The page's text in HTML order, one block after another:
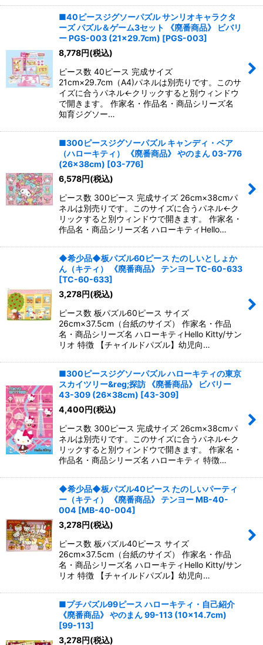
■40ピースジグソーパズル サンリオキャラクタ
ーズ パズル＆ゲーム3セット 《廃番商品》 ビバリ
ー PGS-003 (21×29.7cm) [PGS-003]
8,778円(税込)
ピース数 40ピース 完成サイズ
21cm×29.7cm（A4)パネルは別売りです。このサ
イズに合うパネル←クリックすると別ウィンドウ
で開きます。 作家名・作品名・商品シリーズ名
知育ジグソー…
■300ピースジグソーパズル キャンディ・ベア
（ハローキティ） 《廃番商品》 やのまん 03-776
(26×38cm) [03-776]
6,578円(税込)
ピース数 300ピース 完成サイズ 26cm×38cmパ
ネルは別売りです。このサイズに合うパネル←ク
リックすると別ウィンドウで開きます。 作家名・
作品名・商品シリーズ名 ハローキティHello…
◆希少品◆板パズル60ピース たのしいとしょか
ん（キティ） 《廃番商品》 テンヨー TC-60-633
[TC-60-633]
3,278円(税込)
ピース数 板パズル60ピース サイズ
26cm×37.5cm（台紙のサイズ） 作家名・作品
名・商品シリーズ名 ハローキティHello Kitty/サン
リオ 特徴 【チャイルドパズル】幼児向…
■300ピースジグソーパズル ハローキティの東京
スカイツリー&reg;探訪 《廃番商品》 ビバリー
43-309 (26×38cm) [43-309]
4,400円(税込)
ピース数 300ピース 完成サイズ 26cm×38cmパ
ネルは別売りです。このサイズに合うパネル←ク
リックすると別ウィンドウで開きます。 作家名・
作品名・商品シリーズ名 ハローキティ 特徴…
◆希少品◆板パズル40ピース たのしいパーティ
ー（キティ） 《廃番商品》 テンヨー MB-40-
004 [MB-40-004]
3,278円(税込)
ピース数 板パズル40ピース サイズ
26cm×37.5cm（台紙のサイズ） 作家名・作品
名・商品シリーズ名 ハローキティHello Kitty/サン
リオ 特徴 【チャイルドパズル】幼児向…
■プチパズル99ピース ハローキティ・自己紹介
《廃番商品》 やのまん 99-113 (10×14.7cm)
[99-113]
3,278円(税込)